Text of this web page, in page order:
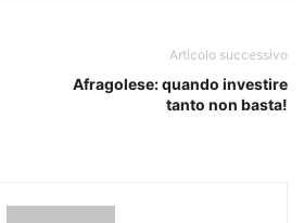
Articolo successivo
Afragolese: quando investire
tanto non basta!